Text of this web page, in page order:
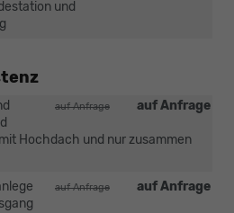
und
auf Anfrage
auf Anfrage
Hochdach und nur zusammen
auf Anfrage
auf Anfrage